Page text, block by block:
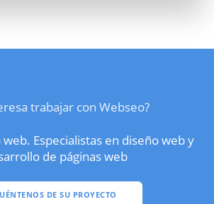
trabajar con Webseo?
Especialistas en diseño web y
de páginas web
DE SU PROYECTO